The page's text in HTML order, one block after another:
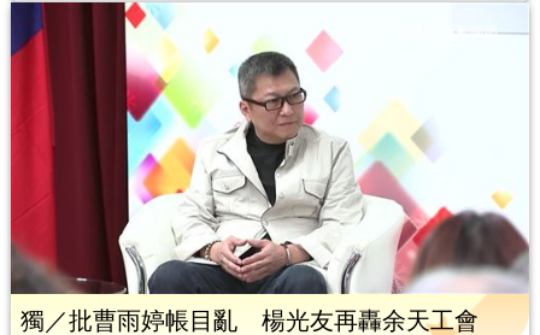
獨／批曹雨婷帳目亂 楊光友再轟余天工會